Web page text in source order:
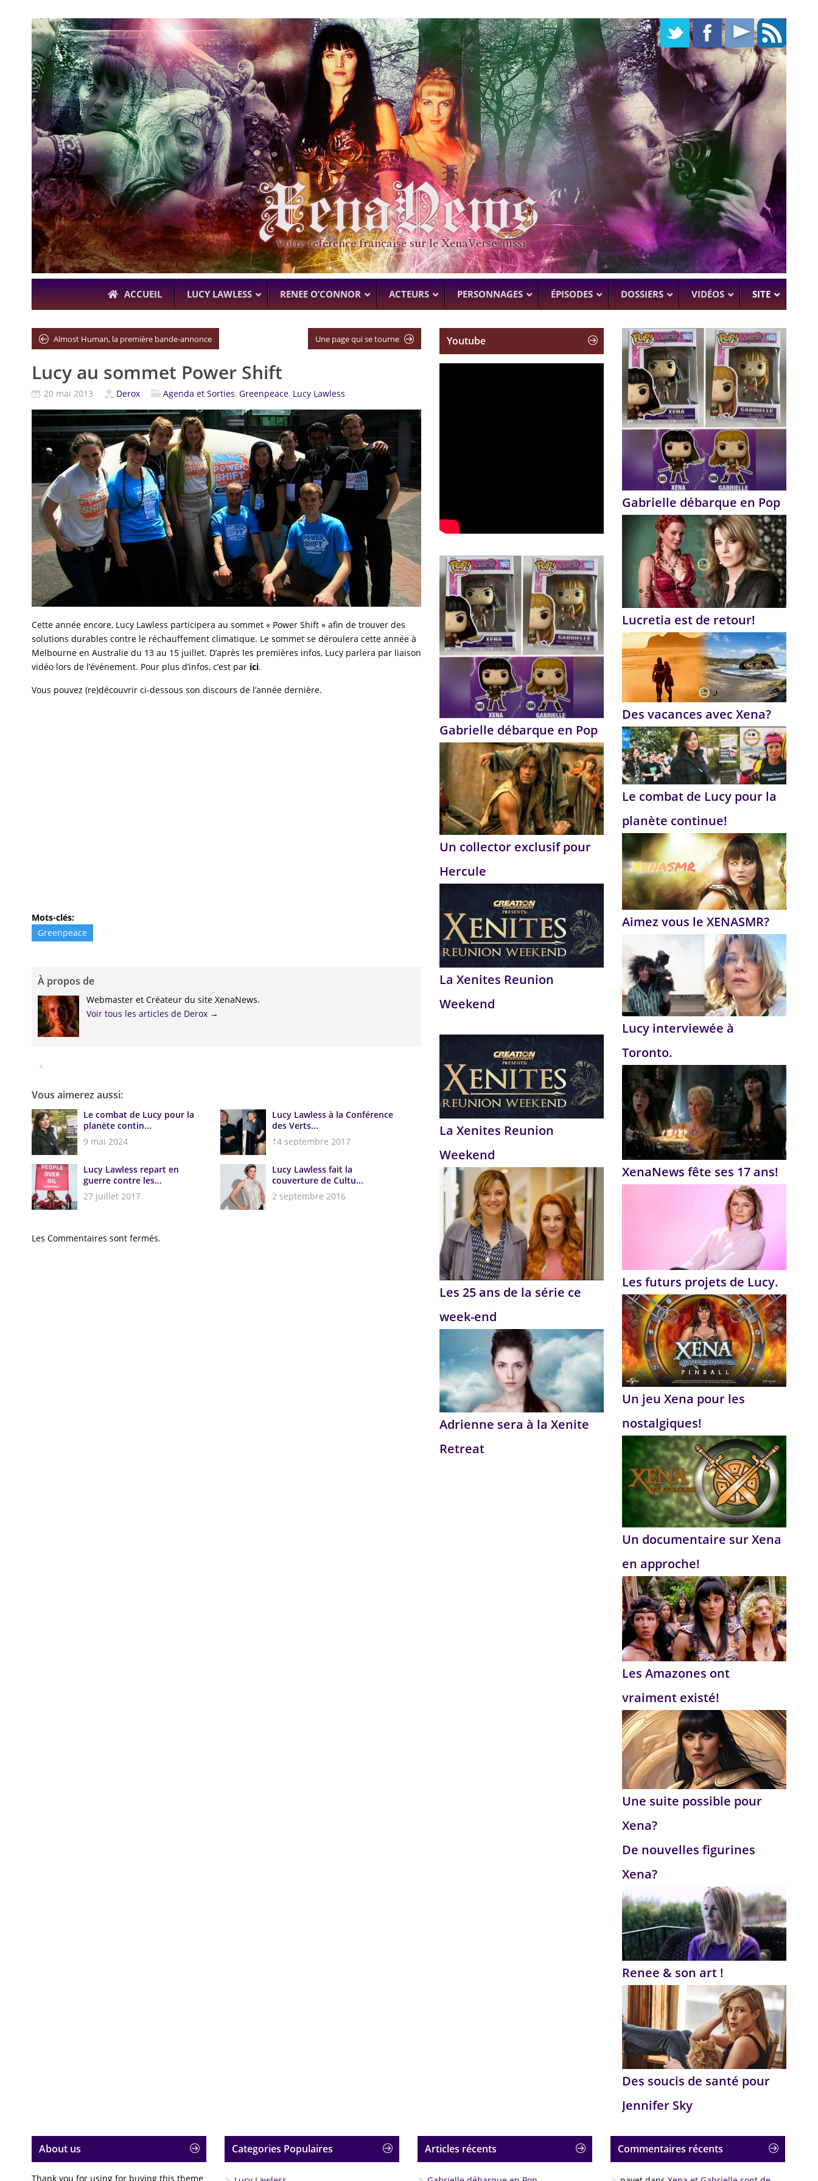
ACCUEIL LUCY LAWLESS RENEE O’CONNOR ACTEURS
À L’ANTENNE ACTUELLEMENT
KARL URBAN (BILLY BUTCHER)
PROCHAINEMENT
WENTWORTH–
PERSONNAGES ÉPISODES DOSSIERS VIDÉOS SITE
Almost Human, la première bande-annonce Une page qui se tourne
Lucy au sommet Power Shift
20 mai 2013 Derox Agenda et Sorties, Greenpeace, Lucy Lawless
Cette année encore, Lucy Lawless participera au sommet « Power Shift » afin de trouver des
solutions durables contre le réchauffement climatique. Le sommet se déroulera cette année à
Melbourne en Australie du 13 au 15 juillet. D’après les premières infos, Lucy parlera par liaison
vidéo lors de l’événement. Pour plus d’infos, c’est par ici.
Vous pouvez (re)découvrir ci-dessous son discours de l’année dernière.
Mots-clés:
Greenpeace
À propos de
Webmaster et Créateur du site XenaNews.
Voir tous les articles de Derox →
Vous aimerez aussi:
Le combat de Lucy pour la
planète contin...
9 mai 2024
Lucy Lawless à la Conférence
des Verts...
14 septembre 2017
Lucy Lawless repart en
guerre contre les...
27 juillet 2017
Lucy Lawless fait la
couverture de Cultu...
2 septembre 2016
Les Commentaires sont fermés.
Youtube
Gabrielle débarque en Pop
Un collector exclusif pour
Hercule
La Xenites Reunion
Weekend
La Xenites Reunion
Weekend
Les 25 ans de la série ce
week-end
Adrienne sera à la Xenite
Retreat
Gabrielle débarque en Pop
Lucretia est de retour!
Des vacances avec Xena?
Le combat de Lucy pour la
planète continue!
Aimez vous le XENASMR?
Lucy interviewée à
Toronto.
XenaNews fête ses 17 ans!
Les futurs projets de Lucy.
Un jeu Xena pour les
nostalgiques!
Un documentaire sur Xena
en approche!
Les Amazones ont
vraiment existé!
Une suite possible pour
Xena?
De nouvelles figurines
Xena?
Renee & son art !
Des soucis de santé pour
Jennifer Sky
About us
Thank you for using for buying this theme
Categories Populaires Articles récents Commentaires récents